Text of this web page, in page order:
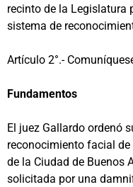
recinto de la Legislatura
sistema de
Artículo 2°.-
Fundamentos
El juez Gallardo ordenó
reconocimiento facial
de la Ciudad de Buenos
solicitada por una